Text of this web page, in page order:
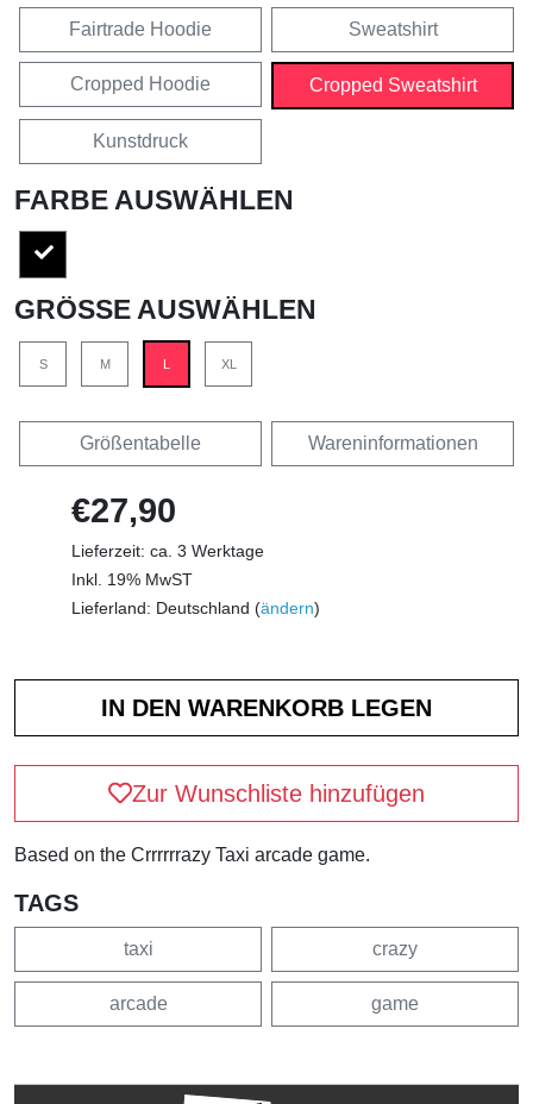
Fairtrade Hoodie Sweatshirt
Cropped Hoodie Cropped Sweatshirt
Kunstdruck
FARBE AUSWÄHLEN
GRÖSSE AUSWÄHLEN
S M L XL
Größentabelle Wareninformationen
€27,90
Lieferzeit: ca. 3 Werktage
Inkl. 19% MwST
Lieferland: Deutschland (ändern)
Zur Wunschliste hinzufügen
Based on the Crrrrrrazy Taxi arcade game.
TAGS
taxi crazy
arcade game